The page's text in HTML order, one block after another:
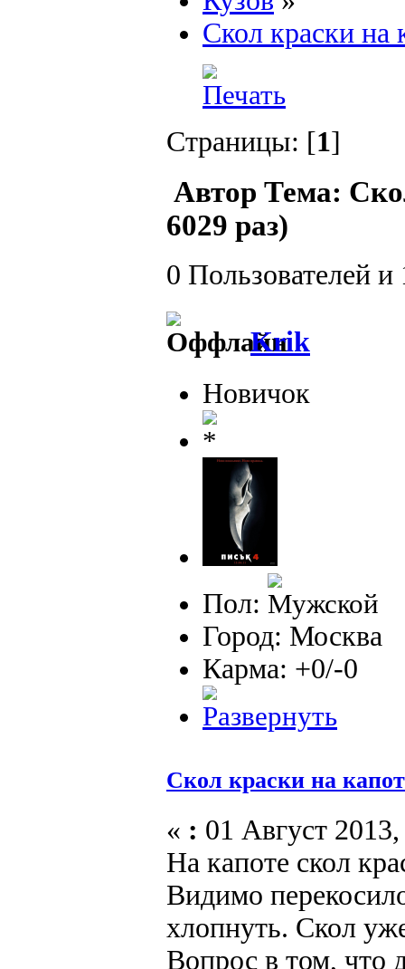
Скол краски на
Страницы: [1]
Автор Тема:
6029 раз)
0 Пользователей
Krik
Новичок
Пол:
Город: Москва
Карма: +0/-0
Скол краски на
« : 01 Август
На капоте скол
Видимо
хлопнуть. Скол
Вопрос в том, что